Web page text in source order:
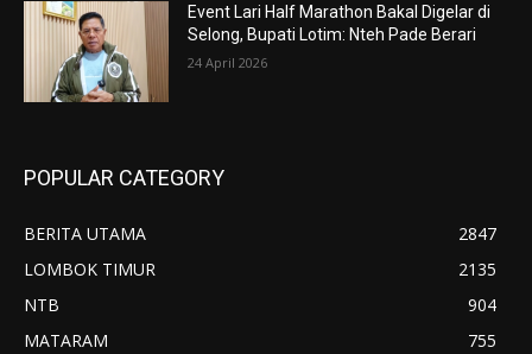
Event Lari Half Marathon Bakal Digelar di
Selong, Bupati Lotim: Nteh Pade Berari
24 April 2026
POPULAR CATEGORY
BERITA UTAMA
2847
LOMBOK TIMUR
2135
NTB
904
MATARAM
755